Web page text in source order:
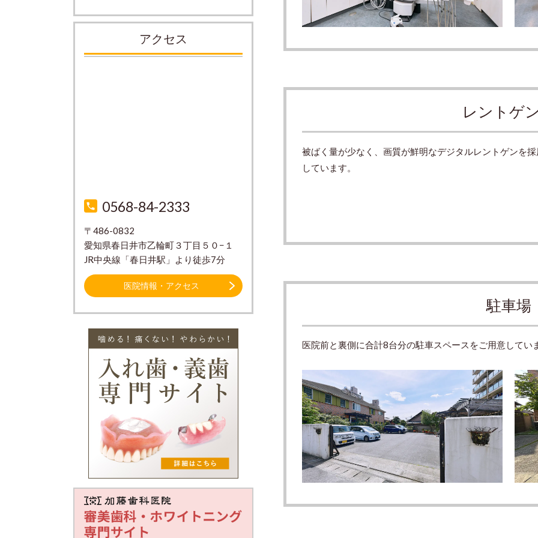
レントゲ
被ばく量が少なく、画質が鮮明なデジタルレントゲンを
しています。
駐車場
医院前と裏側に合計8台分の駐車スペースをご用意してい
アクセス
0568-84-2333
〒486-0832
愛知県春日井市乙輪町３丁目５０−１
JR中央線「春日井駅」より徒歩7分
医院情報・アクセス